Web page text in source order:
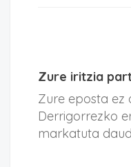
Zure iritzia
Zure eposta ez
Derrigorrezko
markatuta